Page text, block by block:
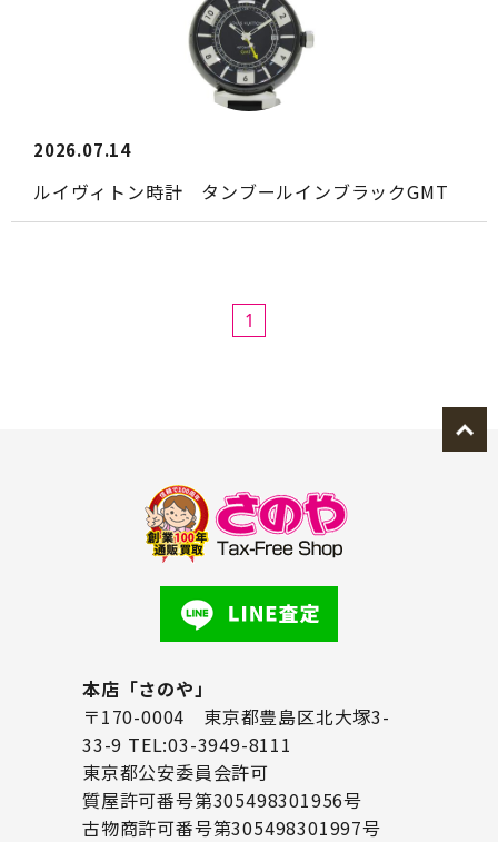
2026.07.14
ルイヴィトン時計 タンブールインブラックGMT
1
本店「さのや」
〒170-0004 東京都豊島区北大塚3-
33-9 TEL:03-3949-8111
東京都公安委員会許可
質屋許可番号第305498301956号
古物商許可番号第305498301997号